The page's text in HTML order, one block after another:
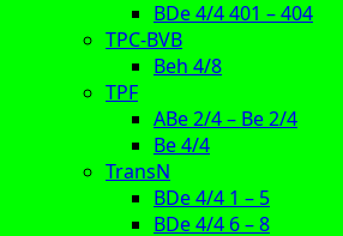
BDe 4/4 401 – 404
TPC-BVB
Beh 4/8
TPF
ABe 2/4 – Be 2/4
Be 4/4
TransN
BDe 4/4 1 – 5
BDe 4/4 6 – 8